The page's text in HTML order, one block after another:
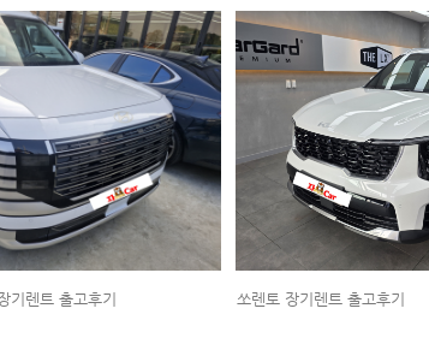
기렌트 출고후기 쏘렌토 장기렌트 출고후기